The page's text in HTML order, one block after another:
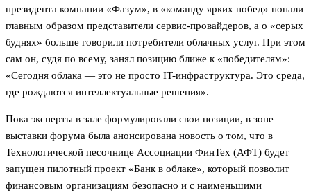
президента компании «Фазум», в «команду ярких побед» попали
главным образом представители сервис-провайдеров, а о «серых
буднях» больше говорили потребители облачных услуг. При этом
сам он, судя по всему, занял позицию ближе к «победителям»:
«Сегодня облака — это не просто IT-инфраструктура. Это среда,
где рождаются интеллектуальные решения».
Пока эксперты в зале формулировали свои позиции, в зоне
выставки форума была анонсирована новость о том, что в
Технологической песочнице Ассоциации ФинТех (АФТ) будет
запущен пилотный проект «Банк в облаке», который позволит
финансовым организациям безопасно и с наименьшими